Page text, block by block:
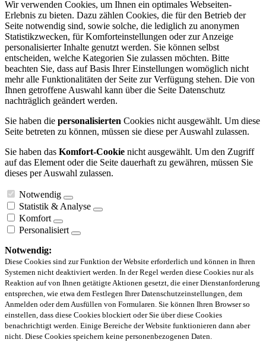
Wir verwenden Cookies, um Ihnen ein optimales Webseiten-
Erlebnis zu bieten. Dazu zählen Cookies, die für den Betrieb der
Seite notwendig sind, sowie solche, die lediglich zu anonymen
Statistikzwecken, für Komforteinstellungen oder zur Anzeige
personalisierter Inhalte genutzt werden. Sie können selbst
entscheiden, welche Kategorien Sie zulassen möchten. Bitte
beachten Sie, dass auf Basis Ihrer Einstellungen womöglich nicht
mehr alle Funktionalitäten der Seite zur Verfügung stehen. Die von
Ihnen getroffene Auswahl kann über die Seite Datenschutz
nachträglich geändert werden.
Sie haben die personalisierten Cookies nicht ausgewählt. Um diese
Seite betreten zu können, müssen sie diese per Auswahl zulassen.
Sie haben das Komfort-Cookie nicht ausgewählt. Um den Zugriff
auf das Element oder die Seite dauerhaft zu gewähren, müssen Sie
dieses per Auswahl zulassen.
Notwendig
Statistik & Analyse
Komfort
Personalisiert
Notwendig:
Diese Cookies sind zur Funktion der Website erforderlich und können in Ihren
Systemen nicht deaktiviert werden. In der Regel werden diese Cookies nur als
Reaktion auf von Ihnen getätigte Aktionen gesetzt, die einer Dienstanforderung
entsprechen, wie etwa dem Festlegen Ihrer Datenschutzeinstellungen, dem
Anmelden oder dem Ausfüllen von Formularen. Sie können Ihren Browser so
einstellen, dass diese Cookies blockiert oder Sie über diese Cookies
benachrichtigt werden. Einige Bereiche der Website funktionieren dann aber
nicht. Diese Cookies speichern keine personenbezogenen Daten.